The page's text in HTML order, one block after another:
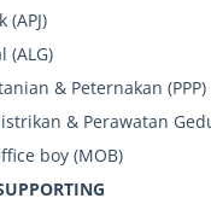
(APJ)
(ALG)
& Peternakan (PPP)
& Perawatan
boy (MOB)